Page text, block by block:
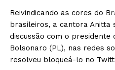
Reivindicando as cores do
brasileiros, a cantora Anitta
discussão com o presidente
Bolsonaro (PL), nas redes
resolveu bloqueá-lo no